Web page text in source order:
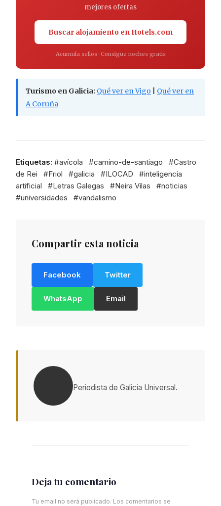
mejores ofertas
Buscar alojamiento en Hotels.com
Acumula sellos · Consigue noches gratis
Turismo en Galicia: Qué ver en Vigo
Qué ver en
A Coruña
Etiquetas: #avícola #camino-de-santiago #Castro
de Rei
#Friol #galicia #ILOCAD #inteligencia
artificial
#Letras Galegas #Neira Vilas #noticias
#universidades #vandalismo
Compartir esta noticia
Facebook Twitter
WhatsApp Email
Periodista de Galicia Universal.
Deja tu comentario
Tu email no será publicado. Los comentarios se